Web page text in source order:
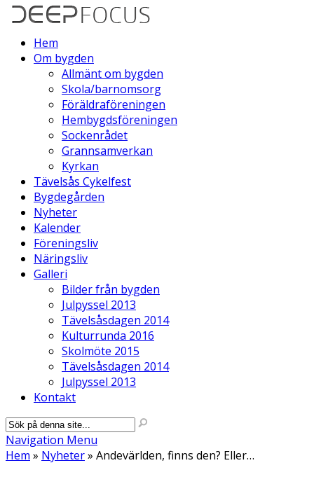
Hem
Om bygden
Allmänt om bygden
Skola/barnomsorg
Föräldraföreningen
Hembygdsföreningen
Sockenrådet
Grannsamverkan
Kyrkan
Tävelsås Cykelfest
Bygdegården
Nyheter
Kalender
Föreningsliv
Näringsliv
Galleri
Bilder från bygden
Julpyssel 2013
Tävelsåsdagen 2014
Kulturrunda 2016
Skolmöte 2015
Tävelsåsdagen 2014
Julpyssel 2013
Kontakt
Navigation Menu
Hem » Nyheter» Andevärlden, finns den? Eller…